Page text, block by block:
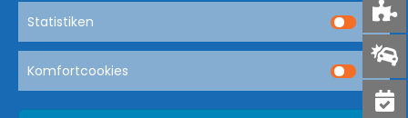
Statistiken
Komfortcookies
Dream-Theme — truly premium WordPress themes